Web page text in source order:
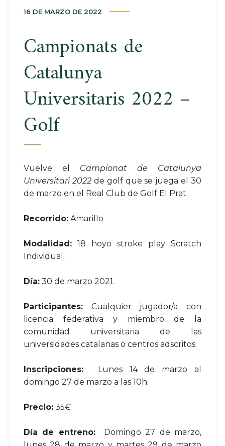
16 DE MARZO DE 2022
Campionats de
Catalunya
Universitaris 2022 –
Golf
Vuelve el Campionat de Catalunya
Universitari 2022de golf que se juega el 30
de marzo en el Real Club de Golf El Prat.
Recorrido: Amarillo
Modalidad: 18 hoyo stroke play Scratch
Individual.
Día: 30 de marzo 2021.
Participantes: Cualquier jugador/a con
licencia federativa y miembro de la
comunidad universitaria de las
universidades catalanas o centros adscritos.
Inscripciones:
Lunes 14 de marzo al
domingo 27 de marzo a las 10h.
Precio: 35€
Día de entreno:Domingo 27 de marzo,